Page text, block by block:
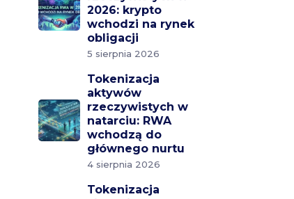
2026: krypto
wchodzi na rynek
obligacji
5 sierpnia 2026
Tokenizacja
aktywów
rzeczywistych w
natarciu: RWA
wchodzą do
głównego nurtu
4 sierpnia 2026
Tokenizacja